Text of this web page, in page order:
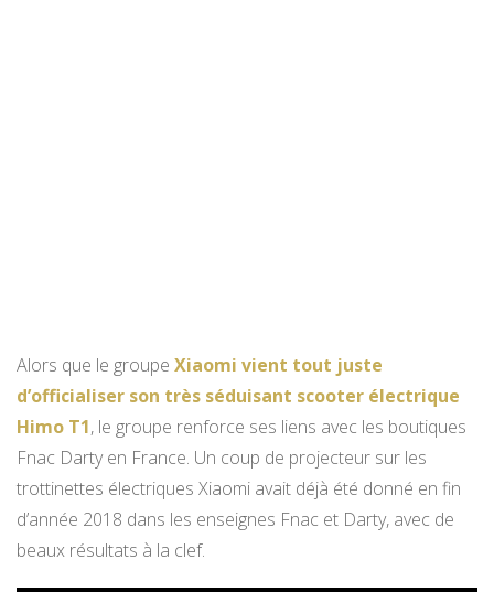
Alors que le groupe Xiaomi vient tout juste
d’officialiser son très séduisant scooter électrique
Himo T1, le groupe renforce ses liens avec les boutiques
Fnac Darty en France. Un coup de projecteur sur les
trottinettes électriques Xiaomi avait déjà été donné en fin
d’année 2018 dans les enseignes Fnac et Darty, avec de
beaux résultats à la clef.